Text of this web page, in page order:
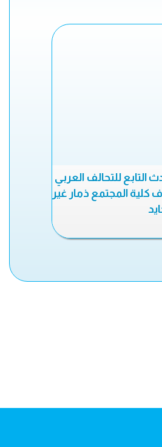
التابع للتحالف العربي
المجتمع ذمار غير